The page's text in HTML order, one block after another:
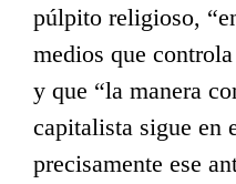
púlpito religioso,
medios que
y que “la manera
capitalista sigue en
precisamente ese